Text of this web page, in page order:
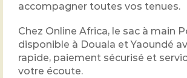
accompagner toutes vos tenues.
Chez Online Africa, le sac à main
disponible à Douala et Yaoundé
rapide, paiement sécurisé et
votre écoute.